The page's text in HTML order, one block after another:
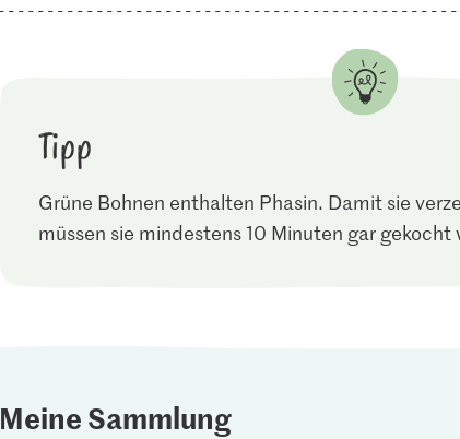
Tipp
Grüne Bohnen enthalten Phasin. Damit sie
müssen sie mindestens 10 Minuten gar gekocht
Meine Sammlung